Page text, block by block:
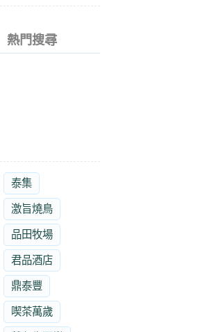
熱門搜尋
泰集
激旨燒鳥
品田牧場
君品酒店
鼎泰豐
喫茶萬歲